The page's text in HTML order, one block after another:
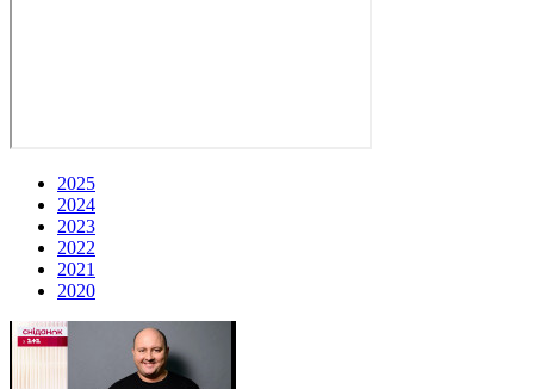
2025
2024
2023
2022
2021
2020